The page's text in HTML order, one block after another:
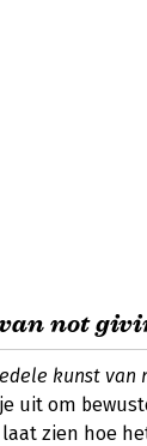
not
kunst van
uit om
zien hoe